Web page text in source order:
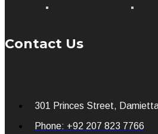
Contact Us
301 Princes Street,
Phone: +92 207 823 7766